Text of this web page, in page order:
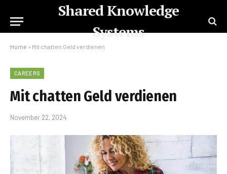
Shared Knowledge
Systems
Home » Mit chatten Geld verdienen
CAREERS
Mit chatten Geld verdienen
November 22, 2024